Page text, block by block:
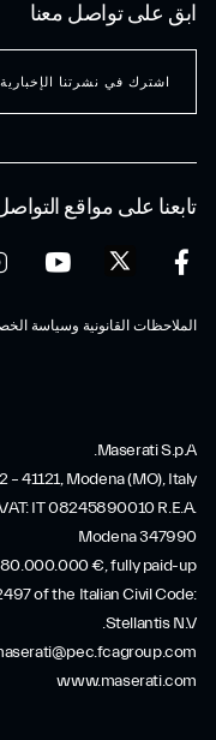
تابعنا على مواقع
الملاحظات القانونية وسياسة
ابق على تواصل معنا
اشترك في نشرتنا الإخبارية
Maserati S.p.A.
41121, Modena (MO), Italy
IT 08245890010 R.E.A.
Modena 347990
80.000.000 €, fully paid-up
of the Italian Civil Code:
Stellantis N.V.
www.maserati.com